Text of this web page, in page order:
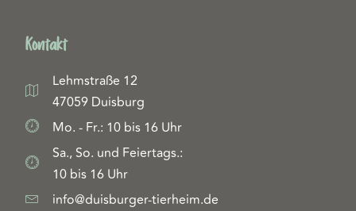
Kontakt
Lehmstraße 12
47059 Duisburg
Mo. - Fr.: 10 bis 16 Uhr
Sa., So. und Feiertags.:
10 bis 16 Uhr
info@duisburger-tierheim.de